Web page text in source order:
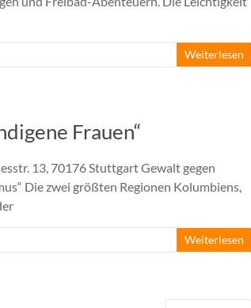
Weiterlesen
Frauen“
13, 70176 Stuttgart Gewalt gegen
Die zwei größten Regionen Kolumbiens,
Weiterlesen